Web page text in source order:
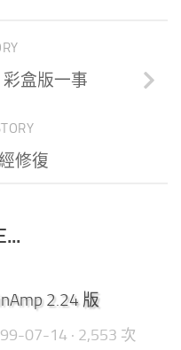
彩盒版一事
修復
2.24 版
07-14 · 2,553 次